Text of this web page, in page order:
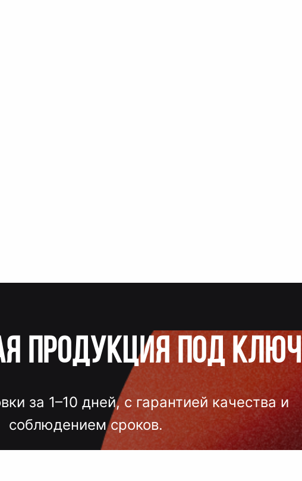
продукция под ключ
за 1–10 дней, с гарантией качества и
соблюдением сроков.